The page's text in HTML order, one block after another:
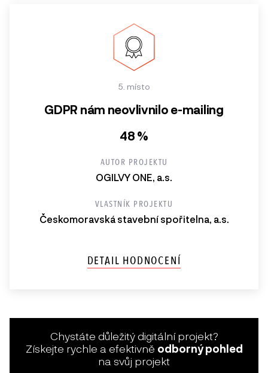
5. místo
GDPR nám neovlivnilo e-mailing
48 %
AUTOR PROJEKTU
OGILVY ONE, a.s.
VLASTNÍK PROJEKTU
Českomoravská stavební spořitelna, a.s.
DETAIL HODNOCENÍ
Chystáte důležitý digitální projekt?
Získejte rychle a efektivně odborný pohled
na svůj projekt